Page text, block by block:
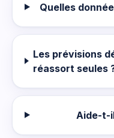
Quelles
Les prévisions
réassort seules
Aide-t-